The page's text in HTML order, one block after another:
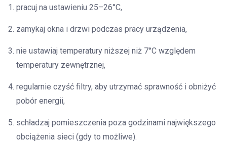
pracuj na ustawieniu 25–26°C,
zamykaj okna i drzwi podczas pracy urządzenia,
nie ustawiaj temperatury niższej niż 7°C względem
temperatury zewnętrznej,
regularnie czyść filtry, aby utrzymać sprawność i obniżyć
pobór energii,
schładzaj pomieszczenia poza godzinami największego
obciążenia sieci (gdy to możliwe).